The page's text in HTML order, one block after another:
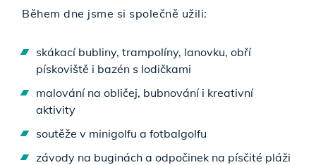
Během dne jsme si společně užili:
skákací bubliny, trampolíny, lanovku, obří
pískoviště i bazén s lodičkami
malování na obličej, bubnování i kreativní
aktivity
soutěže v minigolfu a fotbalgolfu
závody na buginách a odpočinek na písčité pláži